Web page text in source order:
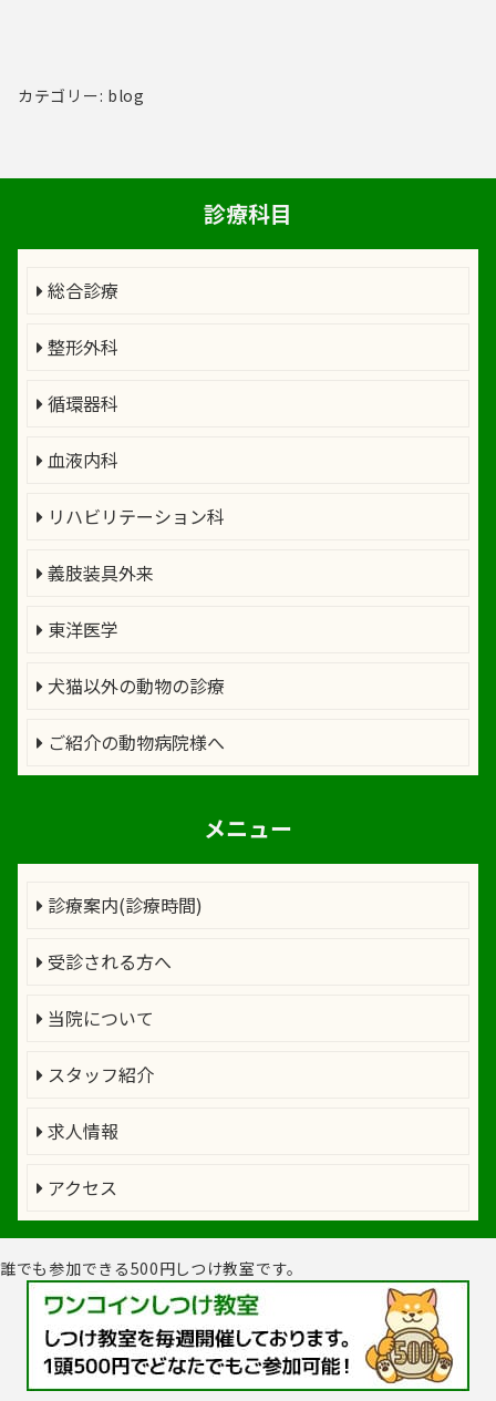
カテゴリー: blog
診療科目
総合診療
整形外科
循環器科
血液内科
リハビリテーション科
義肢装具外来
東洋医学
犬猫以外の動物の診療
ご紹介の動物病院様へ
メニュー
診療案内(診療時間)
受診される方へ
当院について
スタッフ紹介
求人情報
アクセス
誰でも参加できる500円しつけ教室です。